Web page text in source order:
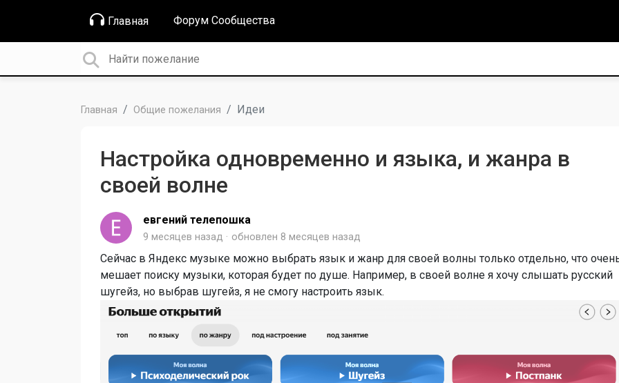
Главная Форум Сообщества
Главная Общие пожелания Идеи
Настройка одновременно и языка, и жанра в
своей волне
евгений телепошка
9 месяцев назад обновлен 8 месяцев назад
Сейчас в Яндекс музыке можно выбрать язык и жанр для своей волны только отдельно, что
мешает поиску музыки, которая будет по душе. Например, в своей волне я хочу слышать русский
шугейз, но выбрав шугейз, я не смогу настроить язык.